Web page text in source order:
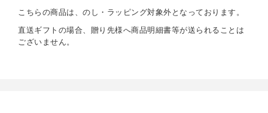
こちらの商品は、のし・ラッピング対象外となっております。
直送ギフトの場合、贈り先様へ商品明細書等が送られることは
ございません。